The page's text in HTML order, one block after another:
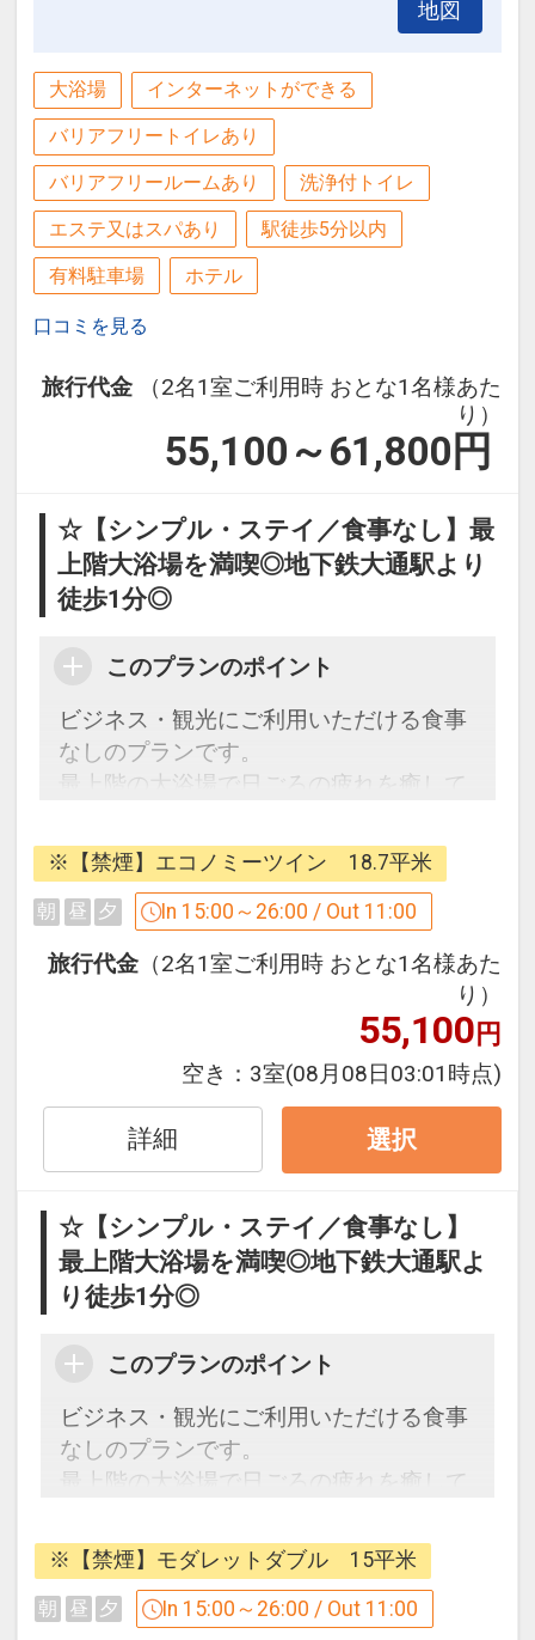
地図
大浴場 インターネットができる
バリアフリートイレあり
バリアフリールームあり 洗浄付トイレ
エステ又はスパあり 駅徒歩5分以内
有料駐車場 ホテル
口コミを見る
旅行代金
（2名1室ご利用時 おとな1名様あた
り）
55,100～61,800 円
☆【シンプル・ステイ／食事なし】最
上階大浴場を満喫◎地下鉄大通駅より
徒歩1分◎
このプランのポイント
ビジネス・観光にご利用いただける食事
なしのプランです。
最上階の大浴場で日ごろの疲れを癒して
■プラン内容
食事なしのシンプルなプランです。
■連泊利用における客室滞在清掃につい
環境保護の取り組みとして、連泊での客
「タオル／バスタオル交換、ごみ回収、
ミネラルウォーター補充」のみの入室し
ない清掃スタイルとさせていただきま
※衛生管理の都合上、4泊ごとに清掃を
させていただきます。（3連泊までの滞
在の場合、入室清掃はいたしません。）
合、追加料金（1室1，500円）にて入室
当日午前10時までにフロントにてお申し
付けください。
≪時間≫午後3時から午前2時／午前6時
から午前10時
※サウナ・露天風呂・ジャグジー等はご
※【禁煙】エコノミーツイン 18.7平米
朝 昼 夕 In 15:00～26:00 / Out 11:00
旅行代金 （2名1室ご利用時 おとな1名様あた
り）
55,100円
空き： 3室(08月08日03:01時点)
詳細 選択
☆【シンプル・ステイ／食事なし】
最上階大浴場を満喫◎地下鉄大通駅よ
り徒歩1分◎
このプランのポイント
ビジネス・観光にご利用いただける食事
なしのプランです。
最上階の大浴場で日ごろの疲れを癒して
■プラン内容
食事なしのシンプルなプランです。
※【禁煙】モダレットダブル 15平米
朝 昼 夕 In 15:00～26:00 / Out 11:00